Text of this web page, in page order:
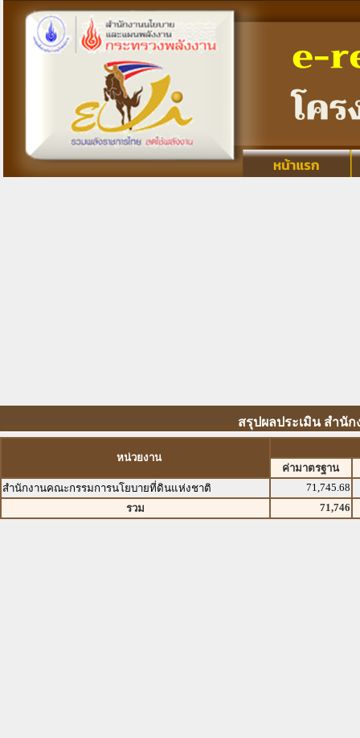
สรุปผลประเมิน สำนั
หน่วยงาน
ค่ามาตรฐาน
สำนักงานคณะกรรมการนโยบายที่ดินแห่งชาติ
71,745.68
รวม
71,746